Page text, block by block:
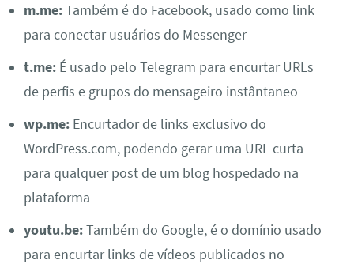
m.me:Também é do Facebook, usado como link
para conectar usuários do Messenger
t.me: É usado pelo Telegram para encurtar URLs
de perfis e grupos do mensageiro instântaneo
wp.me: Encurtador de links exclusivo do
WordPress.com, podendo gerar uma URL curta
para qualquer post de um blog hospedado na
plataforma
youtu.be:Também do Google, é o domínio usado
para encurtar links de vídeos publicados no